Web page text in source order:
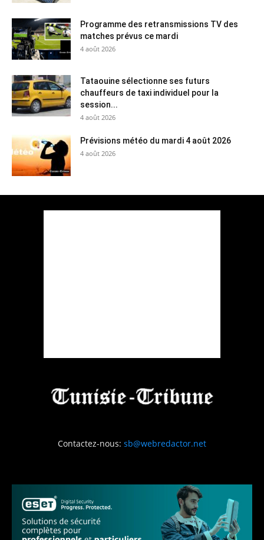
Programme des retransmissions TV des
matches prévus ce mardi
4 août 2026
Tataouine sélectionne ses futurs
chauffeurs de taxi individuel pour la
session...
4 août 2026
Prévisions météo du mardi 4 août 2026
4 août 2026
Contactez-nous: sb@webredactor.net